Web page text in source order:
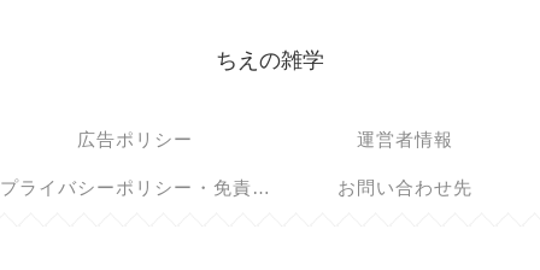
ちえの雑学
広告ポリシー 運営者情報
プライバシーポリシー・免責事項 お問い合わせ先